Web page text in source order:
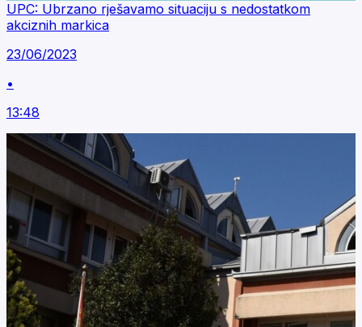
UPC: Ubrzano rješavamo situaciju s nedostatkom
akciznih markica
23/06/2023
•
13:48